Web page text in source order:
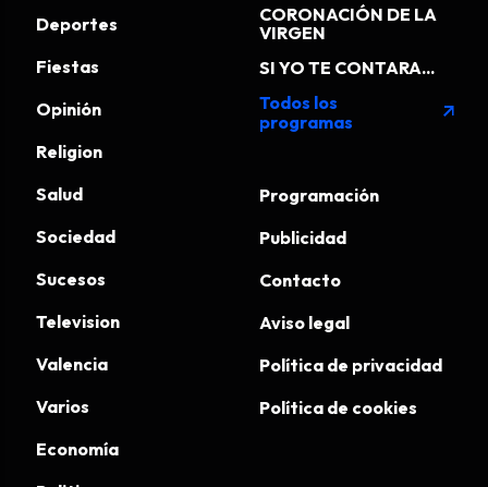
Deportes
Fiestas
Opinión
Religion
Salud
Sociedad
Sucesos
Television
Valencia
Varios
Economía
CORONACIÓN DE LA
VIRGEN
SI YO TE CONTARA...
Todos los
programas
arrow_outward
Programación
Publicidad
Contacto
Aviso legal
Política de privacidad
Política de cookies